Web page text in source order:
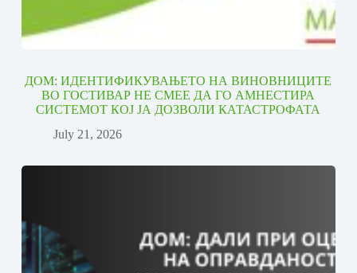
ДОМ: ИДЕНТИФИКУВАЊЕТО НА ВИНОВНИЦИТЕ
ВО ГОСТИВАР НЕ СМЕЕ ДА ГО АМНЕСТИРА
СИСТЕМОТ КОЈ ЈА ДОЗВОЛИ КАТАСТРОФАТА
July 21, 2026